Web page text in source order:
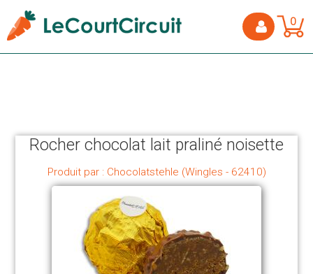
0
Rocher chocolat lait praliné noisette
Produit par : Chocolatstehle (Wingles - 62410)